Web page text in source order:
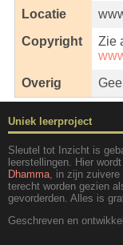
Locatie
Copyright
Zie
Overig
Uniek leerproject
Sleutel tot Inzicht is
leerstellingen. Hier
Dhamma, in zijn zuivere
terecht worden gezien
gevorderden. Alles is
Geschreven en